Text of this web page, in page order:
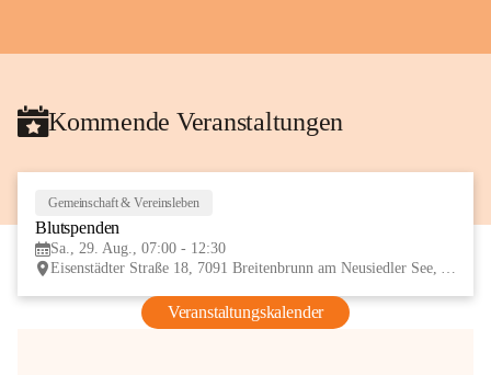
Kommende Veranstaltungen
Gemeinschaft & Vereinsleben
Blutspenden
Sa., 29. Aug., 07:00 - 12:30
Eisenstädter Straße 18, 7091 Breitenbrunn am Neusiedler See, AUT
Veranstaltungskalender